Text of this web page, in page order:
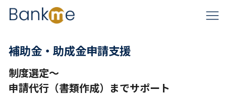
補助金・助成金申請支援
制度選定〜
申請代行（書類作成）までサポート